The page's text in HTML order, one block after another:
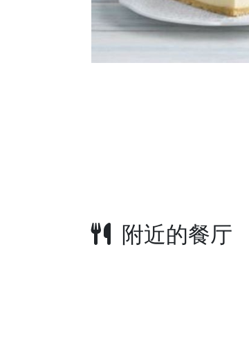
附近的餐厅